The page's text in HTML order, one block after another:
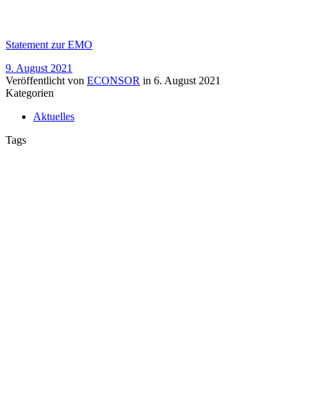
Statement zur EMO
9. August 2021
Veröffentlicht von ECONSOR in 6. August 2021
Kategorien
Aktuelles
Tags